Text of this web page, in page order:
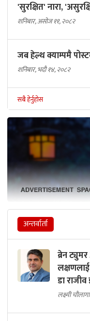
'सुरक्षित' नारा,
शनिबार, असोज ११, २०८२
जब हेल्थ क्याम्पमै
शनिबार, भदौ १४, २०८२
सबै हेर्नुहोस
अन्तर्वार्ता
ब्रेन
लक्षणलाई
डा
लक्ष्मी